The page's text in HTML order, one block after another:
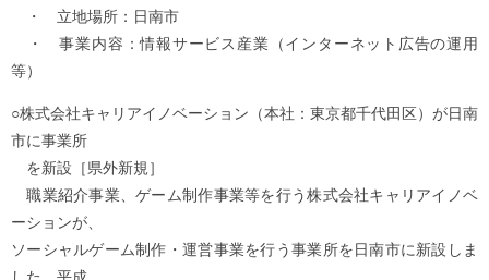
・ 立地場所：日南市
・ 事業内容：情報サービス産業（インターネット広告の運用
等）
○株式会社キャリアイノベーション（本社：東京都千代田区）が日南
市に事業所
を新設［県外新規］
職業紹介事業、ゲーム制作事業等を行う株式会社キャリアイノベ
ーションが、
ソーシャルゲーム制作・運営事業を行う事業所を日南市に新設しま